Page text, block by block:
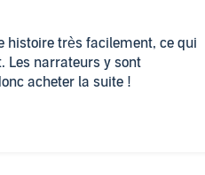
histoire très facilement, ce qui
Les narrateurs y sont
acheter la suite !